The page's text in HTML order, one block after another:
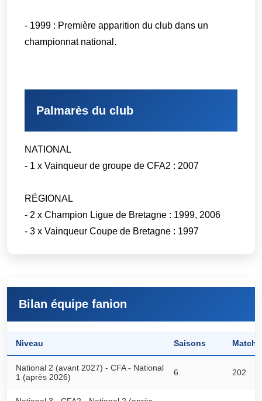
- 1999 : Première apparition du club dans un
championnat national.
Palmarès du club
NATIONAL
- 1 x Vainqueur de groupe de CFA2 : 2007
RÉGIONAL
- 2 x Champion Ligue de Bretagne : 1999, 2006
- 3 x Vainqueur Coupe de Bretagne : 1997
Bilan équipe fanion
Niveau Saisons Matchs
National 2 (avant 2027) - CFA - National
1 (après 2026)
6 202